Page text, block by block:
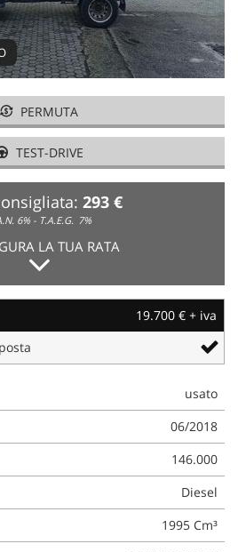
PERMUTA
TEST-DRIVE
293 €
6% - T.A.E.G. 7%
LA TUA RATA
19.700 € + iva
usato
06/2018
146.000
Diesel
1995 Cm³